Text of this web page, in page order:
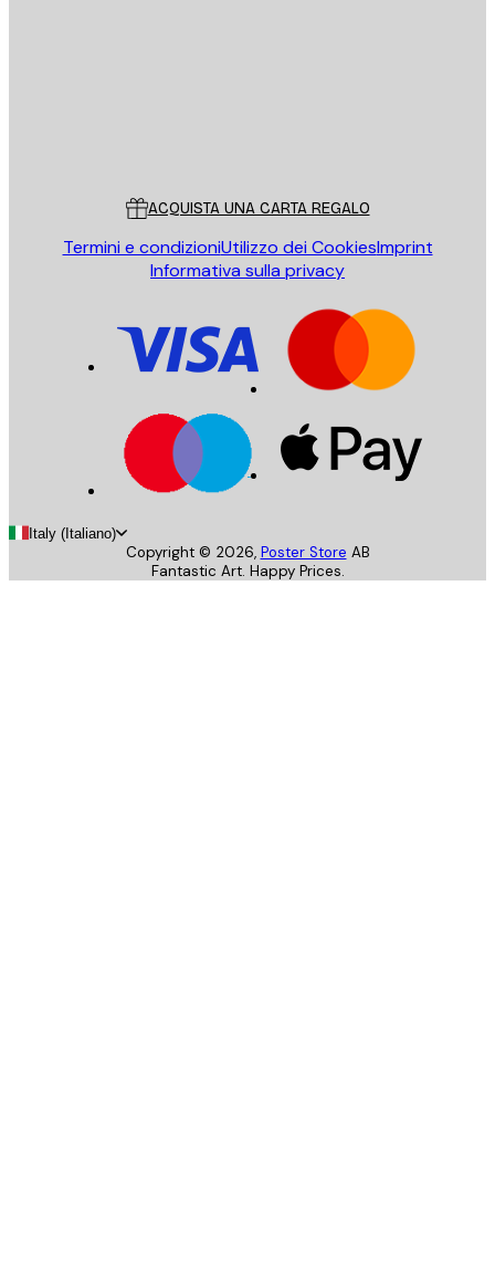
ACQUISTA UNA CARTA REGALO
Termini e condizioniUtilizzo dei CookiesImprint
Informativa sulla privacy
Italy (Italiano)
Copyright © 2026, Poster Store AB
Fantastic Art. Happy Prices.